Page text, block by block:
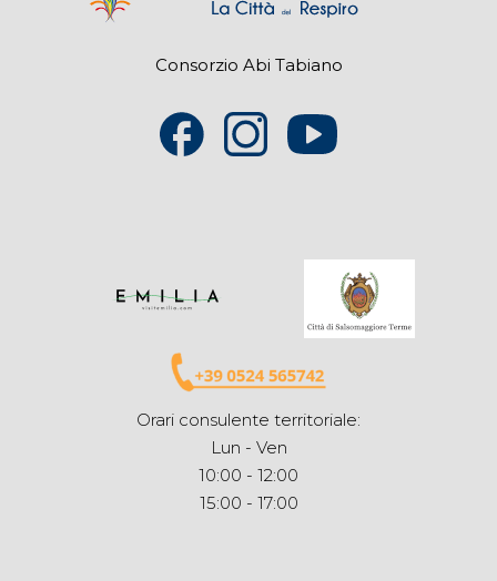
Consorzio Abi Tabiano
Orari consulente territoriale:
Lun - Ven
10:00 - 12:00
15:00 - 17:00